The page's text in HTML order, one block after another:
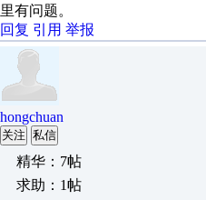
里有问题。
回复 引用 举报
hongchuan
关注 私信
精华：7帖
求助：1帖